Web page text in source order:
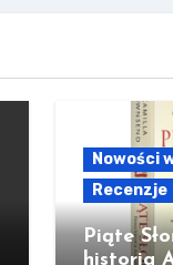
Nowości
Recenzje
Piąte
historia